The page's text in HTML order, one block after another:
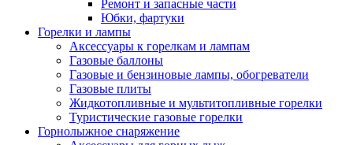
Ремонт и запасные части
Юбки, фартуки
Горелки и лампы
Аксессуары к горелкам и лампам
Газовые баллоны
Газовые и бензиновые лампы, обогреватели
Газовые плиты
Жидкотопливные и мультитопливные горелки
Туристические газовые горелки
Горнолыжное снаряжение